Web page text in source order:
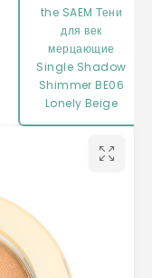
the SAEM Тени
для век
мерцающие
Single Shadow
Shimmer BE06
Lonely Beige